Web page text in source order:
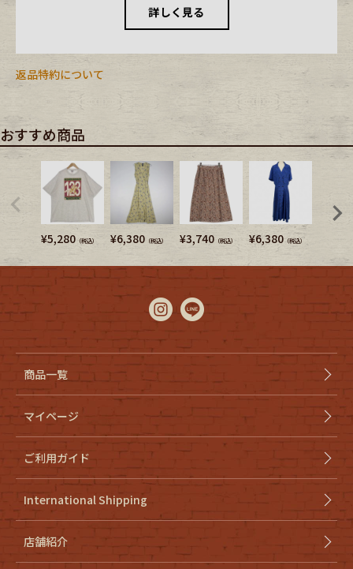
詳しく見る
返品特約について
おすすめ商品
¥5,280 （税込） ¥6,380 （税込） ¥3,740 （税込） ¥6,380 （税込）
商品一覧
マイページ
ご利用ガイド
International Shipping
店舗紹介